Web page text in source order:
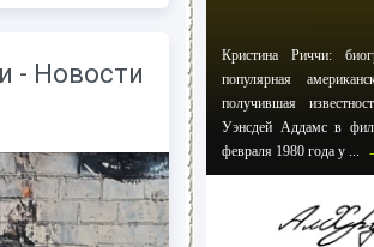
- Новости
Кристина Риччи:
популярная
получившая
Уэнсдей Аддамс в
февраля 1980 года у ...